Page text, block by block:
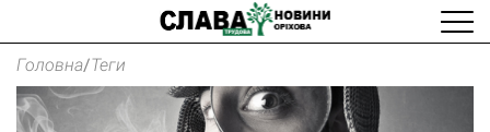
Головна/Теги